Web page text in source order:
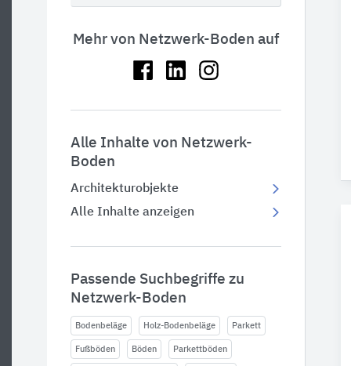
Mehr von Netzwerk-Boden auf
Alle Inhalte von Netzwerk-
Boden
Architekturobjekte
Alle Inhalte anzeigen
Passende Suchbegriffe zu
Netzwerk-Boden
Bodenbeläge Holz-Bodenbeläge Parkett
Fußböden Böden Parkettböden